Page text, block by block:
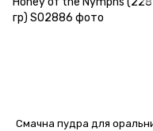
Смачна пудра для